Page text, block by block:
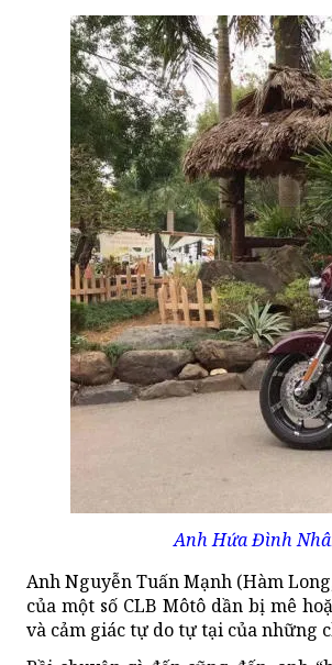
Anh Hứa Đình
Anh Nguyễn Tuấn Mạnh (Hàm
của một số CLB Môtô dần bị mê
và cảm giác tự do tự tại của những